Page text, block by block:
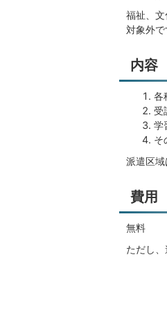
福祉、
対象外で
内容
各
受
学
そ
派遣区域
費用
無料
ただし